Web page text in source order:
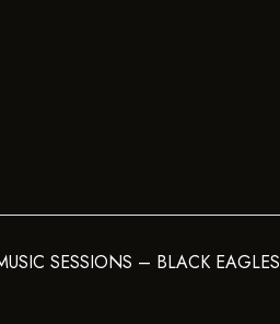
SESSIONS – BLACK EAGLES